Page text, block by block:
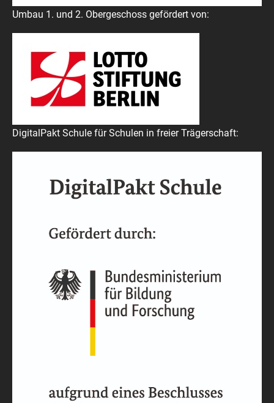
Umbau 1. und 2. Obergeschoss gefördert von:
DigitalPakt Schule für Schulen in freier Trägerschaft: